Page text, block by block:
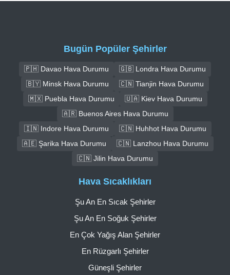
Bugün Popüler Şehirler
🇵🇭 Davao Hava Durumu
🇬🇧 Londra Hava Durumu
🇧🇾 Minsk Hava Durumu
🇨🇳 Tianjin Hava Durumu
🇲🇽 Puebla Hava Durumu
🇺🇦 Kiev Hava Durumu
🇦🇷 Buenos Aires Hava Durumu
🇮🇳 Indore Hava Durumu
🇨🇳 Huhhot Hava Durumu
🇦🇪 Şarika Hava Durumu
🇨🇳 Lanzhou Hava Durumu
🇨🇳 Jilin Hava Durumu
Hava Sıcaklıkları
Şu An En Sıcak Şehirler
Şu An En Soğuk Şehirler
En Çok Yağış Alan Şehirler
En Rüzgarlı Şehirler
Güneşli Şehirler